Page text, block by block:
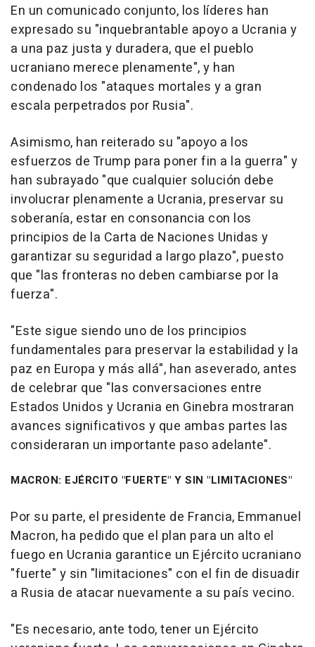
En un comunicado conjunto, los líderes han
expresado su "inquebrantable apoyo a Ucrania y
a una paz justa y duradera, que el pueblo
ucraniano merece plenamente", y han
condenado los "ataques mortales y a gran
escala perpetrados por Rusia".
Asimismo, han reiterado su "apoyo a los
esfuerzos de Trump para poner fin a la guerra" y
han subrayado "que cualquier solución debe
involucrar plenamente a Ucrania, preservar su
soberanía, estar en consonancia con los
principios de la Carta de Naciones Unidas y
garantizar su seguridad a largo plazo", puesto
que "las fronteras no deben cambiarse por la
fuerza".
"Este sigue siendo uno de los principios
fundamentales para preservar la estabilidad y la
paz en Europa y más allá", han aseverado, antes
de celebrar que "las conversaciones entre
Estados Unidos y Ucrania en Ginebra mostraran
avances significativos y que ambas partes las
consideraran un importante paso adelante".
MACRON: EJÉRCITO "FUERTE" Y SIN "LIMITACIONES"
Por su parte, el presidente de Francia, Emmanuel
Macron, ha pedido que el plan para un alto el
fuego en Ucrania garantice un Ejército ucraniano
"fuerte" y sin "limitaciones" con el fin de disuadir
a Rusia de atacar nuevamente a su país vecino.
"Es necesario, ante todo, tener un Ejército